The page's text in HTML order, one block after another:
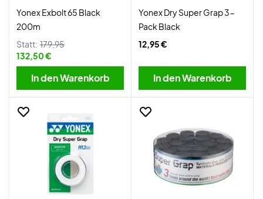
Yonex Exbolt 65 Black
200m
Statt: 179,95
132,50 €
In den Warenkorb
Yonex Dry Super Grap 3-
Pack Black
12,95 €
In den Warenkorb